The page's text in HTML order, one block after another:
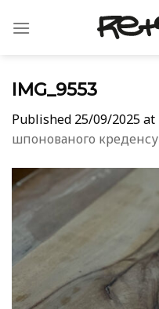
IMG_9553
Published 25/09/2025at
шпонованого креденсу